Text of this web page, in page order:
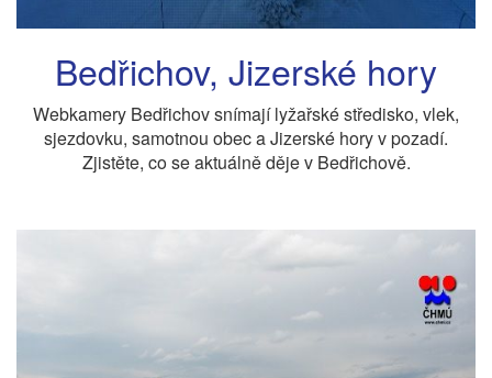
Bedřichov, Jizerské hory
Webkamery Bedřichov snímají lyžařské středisko, vlek,
sjezdovku, samotnou obec a Jizerské hory v pozadí.
Zjistěte, co se aktuálně děje v Bedřichově.